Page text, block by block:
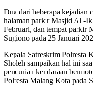
Dua dari beberapa kejadian
halaman parkir Masjid Al -
Februari, dan tempat parkir
Sugiono pada 25 Januari
Kepala Satreskrim Polresta
Sholeh sampaikan hal ini
pencurian kendaraan
Polresta Malang Kota pada